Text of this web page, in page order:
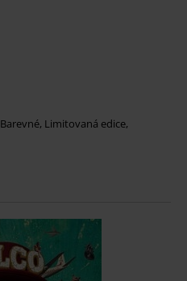
Barevné, Limitovaná edice,